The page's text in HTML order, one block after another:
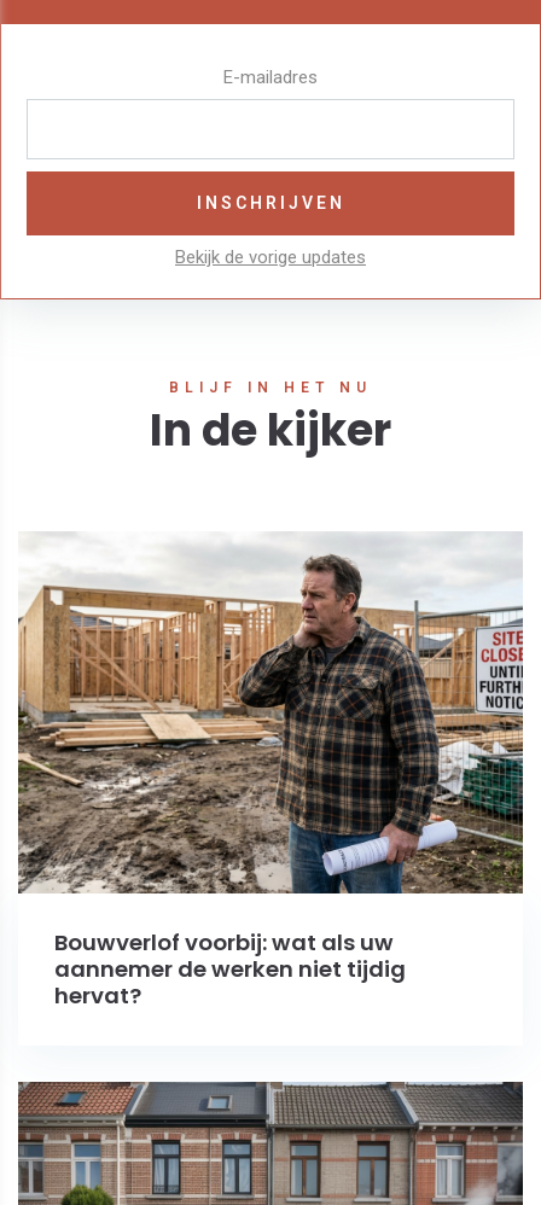
E-mailadres
Bekijk de vorige updates
BLIJF IN HET NU
In de kijker
Bouwverlof voorbij: wat als uw
aannemer de werken niet tijdig
hervat?